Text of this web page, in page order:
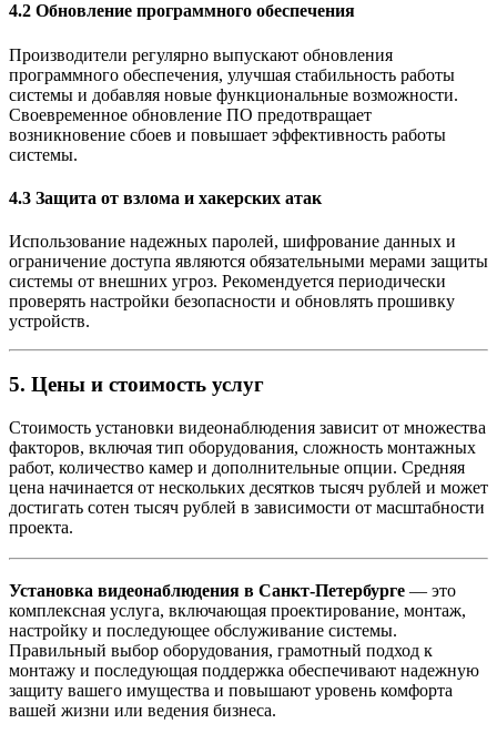
4.2 Обновление программного обеспечения
Производители регулярно выпускают обновления
программного обеспечения, улучшая стабильность работы
системы и добавляя новые функциональные возможности.
Своевременное обновление ПО предотвращает
возникновение сбоев и повышает эффективность работы
системы.
4.3 Защита от взлома и хакерских атак
Использование надежных паролей, шифрование данных и
ограничение доступа являются обязательными мерами защиты
системы от внешних угроз. Рекомендуется периодически
проверять настройки безопасности и обновлять прошивку
устройств.
5. Цены и стоимость услуг
Стоимость установки видеонаблюдения зависит от множества
факторов, включая тип оборудования, сложность монтажных
работ, количество камер и дополнительные опции. Средняя
цена начинается от нескольких десятков тысяч рублей и может
достигать сотен тысяч рублей в зависимости от масштабности
проекта.
Установка видеонаблюдения в Санкт-Петербурге — это
комплексная услуга, включающая проектирование, монтаж,
настройку и последующее обслуживание системы.
Правильный выбор оборудования, грамотный подход к
монтажу и последующая поддержка обеспечивают надежную
защиту вашего имущества и повышают уровень комфорта
вашей жизни или ведения бизнеса.